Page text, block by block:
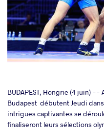
BUDAPEST, Hongrie (4 juin) --
Budapest débutent Jeudi
intrigues captivantes se
finaliseront leurs sélections